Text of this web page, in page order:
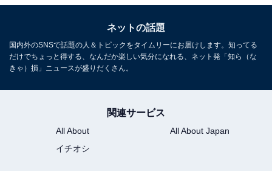
ネットの話題
国内外のSNSで話題の人＆トピックをタイムリーにお届けします。知ってる
だけでちょっと得する、なんだか楽しい気分になれる、ネット発「知ら（な
きゃ）損」ニュースが盛りだくさん。
関連サービス
All About
All About Japan
イチオシ